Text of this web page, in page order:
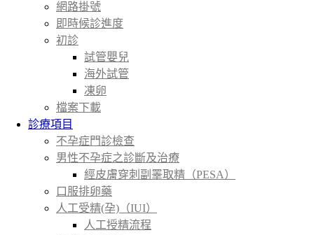
網路掛號
即時候診進度
初診
試管嬰兒
海外試管
凍卵
檔案下載
診療項目
不孕症門診檢查
男性不孕症之診斷及治療
經皮膚穿刺副睪取精（PESA）
口服排卵藥
人工受精(孕)（IUI）
人工授精流程